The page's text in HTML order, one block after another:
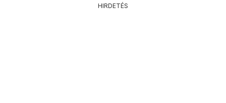
HIRDETÉS